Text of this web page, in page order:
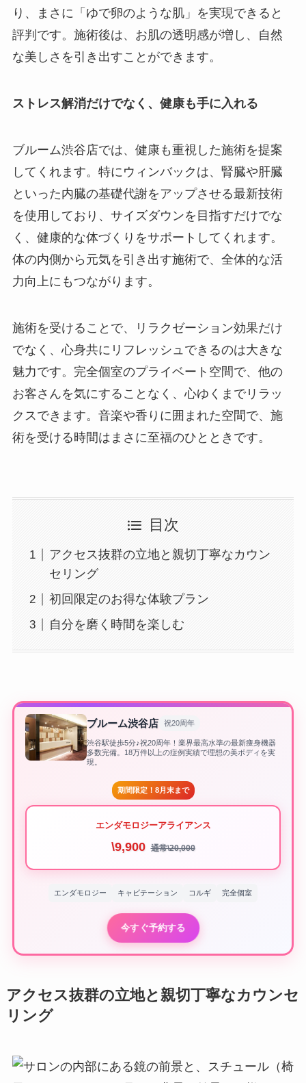
り、まさに「ゆで卵のような肌」を実現できると
評判です。施術後は、お肌の透明感が増し、自然
な美しさを引き出すことができます。
ストレス解消だけでなく、健康も手に入れる
ブルーム渋谷店では、健康も重視した施術を提案
してくれます。特にウィンバックは、腎臓や肝臓
といった内臓の基礎代謝をアップさせる最新技術
を使用しており、サイズダウンを目指すだけでな
く、健康的な体づくりをサポートしてくれます。
体の内側から元気を引き出す施術で、全体的な活
力向上にもつながります。
施術を受けることで、リラクゼーション効果だけ
でなく、心身共にリフレッシュできるのは大きな
魅力です。完全個室のプライベート空間で、他の
お客さんを気にすることなく、心ゆくまでリラッ
クスできます。音楽や香りに囲まれた空間で、施
術を受ける時間はまさに至福のひとときです。
目次
アクセス抜群の立地と親切丁寧なカウン
セリング
初回限定のお得な体験プラン
自分を磨く時間を楽しむ
ブルーム渋谷店 祝20周年
渋谷駅徒歩5分♪祝20周年！業界最高水準の最新痩身機器
多数完備。18万件以上の症例実績で理想の美ボディを実
現。
期間限定！8月末まで
エンダモロジーアライアンス
\9,900 通常\20,000
エンダモロジー キャビテーション コルギ 完全個室
今すぐ予約する
アクセス抜群の立地と親切丁寧なカウンセ
リング